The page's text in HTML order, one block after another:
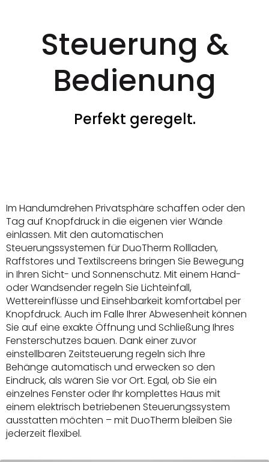
Steuerung &
Bedienung
Perfekt geregelt.
Im Handumdrehen Privatsphäre schaffen oder den
Tag auf Knopfdruck in die eigenen vier Wände
einlassen. Mit den automatischen
Steuerungssystemen für DuoTherm Rollladen,
Raffstores und Textilscreens bringen Sie Bewegung
in Ihren Sicht- und Sonnenschutz. Mit einem Hand-
oder Wandsender regeln Sie Lichteinfall,
Wettereinflüsse und Einsehbarkeit komfortabel per
Knopfdruck. Auch im Falle Ihrer Abwesenheit können
Sie auf eine exakte Öffnung und Schließung Ihres
Fensterschutzes bauen. Dank einer zuvor
einstellbaren Zeitsteuerung regeln sich Ihre
Behänge automatisch und erwecken so den
Eindruck, als wären Sie vor Ort. Egal, ob Sie ein
einzelnes Fenster oder Ihr komplettes Haus mit
einem elektrisch betriebenen Steuerungssystem
ausstatten möchten – mit DuoTherm bleiben Sie
jederzeit flexibel.